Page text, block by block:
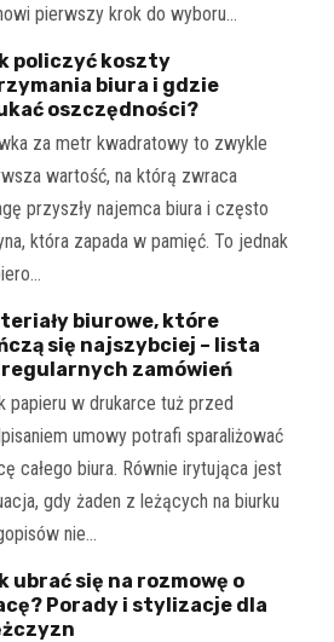
pierwszy krok do wyboru…
policzyć koszty
biura i gdzie
oszczędności?
za metr kwadratowy to zwykle
wartość, na którą zwraca
przyszły najemca biura i często
która zapada w pamięć. To jednak
biurowe, które
się najszybciej – lista
regularnych zamówień
papieru w drukarce tuż przed
umowy potrafi sparaliżować
całego biura. Równie irytująca jest
gdy żaden z leżących na biurku
nie…
ubrać się na rozmowę o
Porady i stylizacje dla